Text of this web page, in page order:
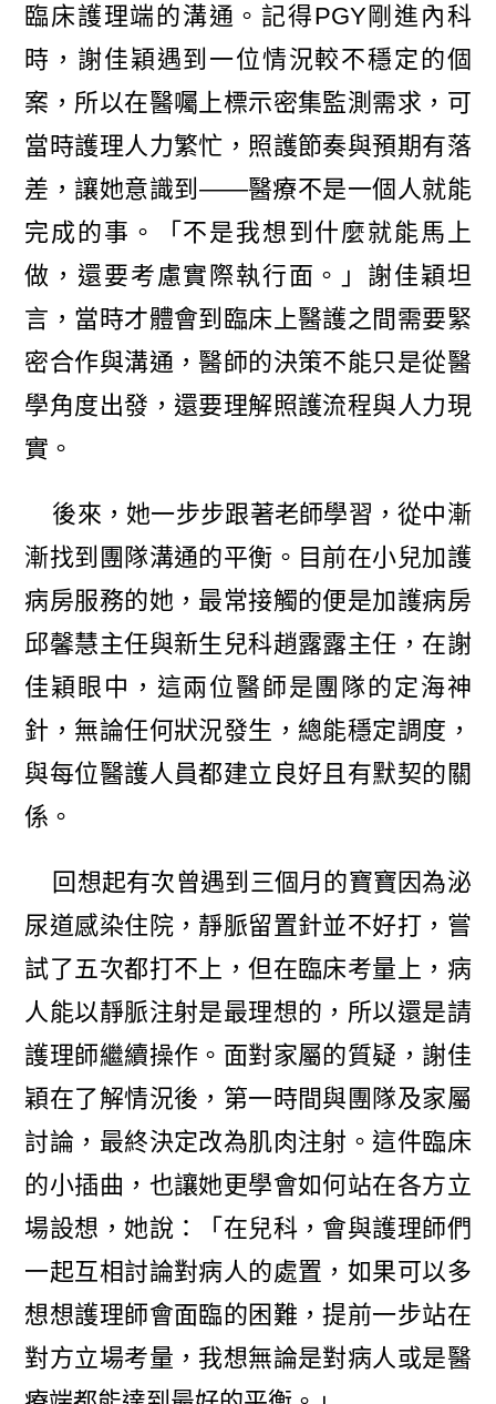
臨床護理端的溝通。記得PGY剛進內科
時，謝佳穎遇到一位情況較不穩定的個
案，所以在醫囑上標示密集監測需求，可
當時護理人力繁忙，照護節奏與預期有落
差，讓她意識到——醫療不是一個人就能
完成的事。「不是我想到什麼就能馬上
做，還要考慮實際執行面。」謝佳穎坦
言，當時才體會到臨床上醫護之間需要緊
密合作與溝通，醫師的決策不能只是從醫
學角度出發，還要理解照護流程與人力現
實。
後來，她一步步跟著老師學習，從中漸
漸找到團隊溝通的平衡。目前在小兒加護
病房服務的她，最常接觸的便是加護病房
邱馨慧主任與新生兒科趙露露主任，在謝
佳穎眼中，這兩位醫師是團隊的定海神
針，無論任何狀況發生，總能穩定調度，
與每位醫護人員都建立良好且有默契的關
係。
回想起有次曾遇到三個月的寶寶因為泌
尿道感染住院，靜脈留置針並不好打，嘗
試了五次都打不上，但在臨床考量上，病
人能以靜脈注射是最理想的，所以還是請
護理師繼續操作。面對家屬的質疑，謝佳
穎在了解情況後，第一時間與團隊及家屬
討論，最終決定改為肌肉注射。這件臨床
的小插曲，也讓她更學會如何站在各方立
場設想，她說：「在兒科，會與護理師們
一起互相討論對病人的處置，如果可以多
想想護理師會面臨的困難，提前一步站在
對方立場考量，我想無論是對病人或是醫